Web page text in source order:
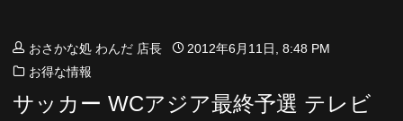
おさかな処 わんだ 店長
2012年6月11日, 8:48 PM
お得な情報
サッカー WCアジア最終予選 テレビ